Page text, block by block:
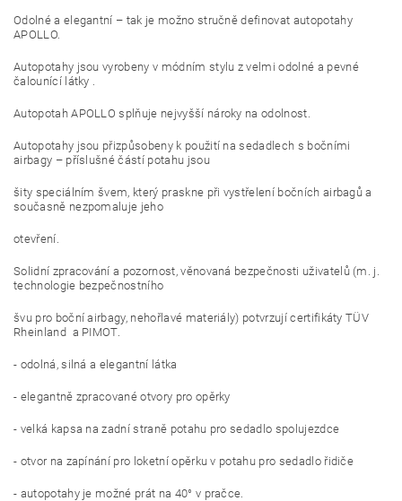
Odolné a elegantní – tak je možno stručně definovat autopotahy
APOLLO.
Autopotahy jsou vyrobeny v módním stylu z velmi odolné a pevné
čalounící látky .
Autopotah APOLLO splňuje nejvyšší nároky na odolnost.
Autopotahy jsou přizpůsobeny k použití na sedadlech s bočními
airbagy – příslušné částí potahu jsou
šity speciálním švem, který praskne při vystřelení bočních airbagů a
současně nezpomaluje jeho
otevření.
Solidní zpracování a pozornost, věnovaná bezpečnosti uživatelů (m. j.
technologie bezpečnostního
švu pro boční airbagy, nehořlavé materiály) potvrzují certifikáty TÜV
Rheinland a PIMOT.
- odolná, silná a elegantní látka
- elegantně zpracované otvory pro opěrky
- velká kapsa na zadní straně potahu pro sedadlo spolujezdce
- otvor na zapínání pro loketní opěrku v potahu pro sedadlo řidiče
- autopotahy je možné prát na 40° v pračce.